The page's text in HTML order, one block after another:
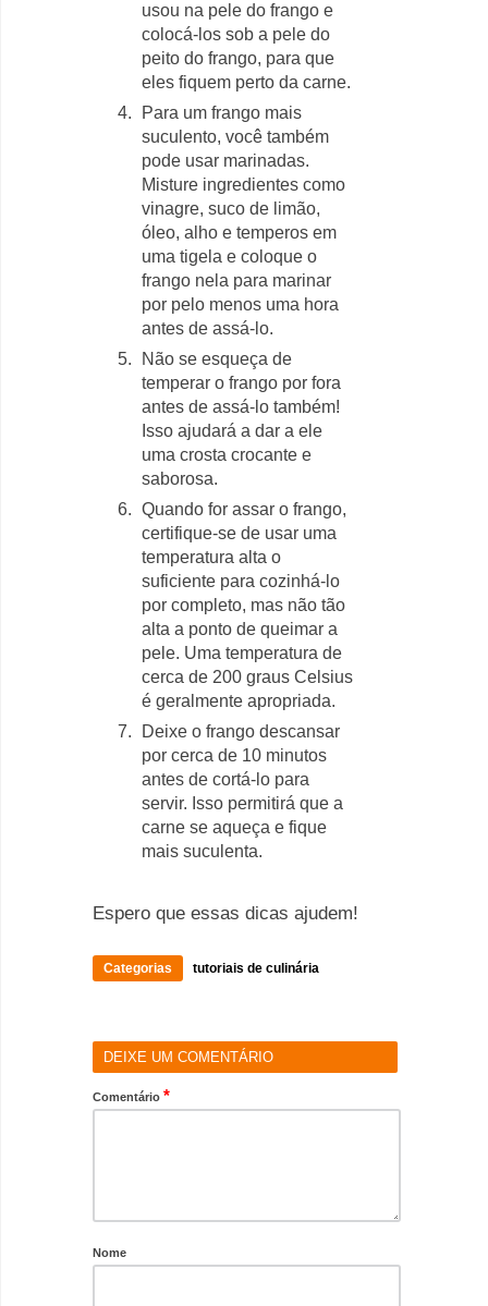
usou na pele do frango e
colocá-los sob a pele do
peito do frango, para que
eles fiquem perto da carne.
Para um frango mais
suculento, você também
pode usar marinadas.
Misture ingredientes como
vinagre, suco de limão,
óleo, alho e temperos em
uma tigela e coloque o
frango nela para marinar
por pelo menos uma hora
antes de assá-lo.
Não se esqueça de
temperar o frango por fora
antes de assá-lo também!
Isso ajudará a dar a ele
uma crosta crocante e
saborosa.
Quando for assar o frango,
certifique-se de usar uma
temperatura alta o
suficiente para cozinhá-lo
por completo, mas não tão
alta a ponto de queimar a
pele. Uma temperatura de
cerca de 200 graus Celsius
é geralmente apropriada.
Deixe o frango descansar
por cerca de 10 minutos
antes de cortá-lo para
servir. Isso permitirá que a
carne se aqueça e fique
mais suculenta.
Espero que essas dicas ajudem!
Categorias tutoriais de culinária
DEIXE UM COMENTÁRIO
Comentário *
Nome